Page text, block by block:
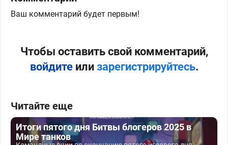
Ваш комментарий будет первым!
Чтобы оставить свой комментарий,
войдитеили зарегистрируйтесь.
Читайте еще
Итоги пятого дня Битвы блогеров 2025 в
Мире танков